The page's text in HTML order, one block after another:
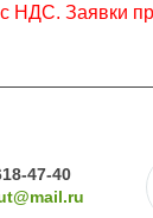
просьба
47-40